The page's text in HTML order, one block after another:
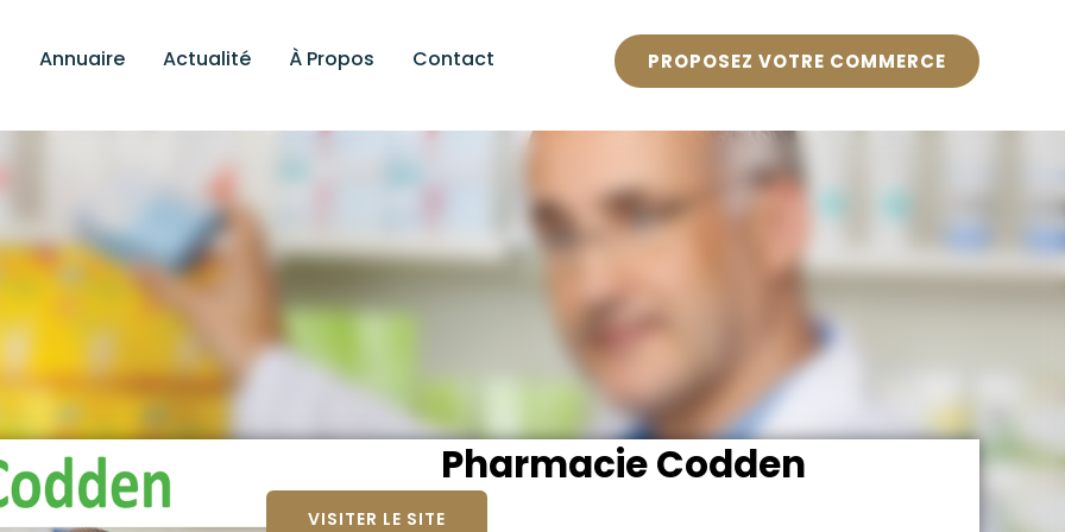
Annuaire Actualité À Propos Contact PROPOSEZ VOTRE COMMERCE
Pharmacie Codden
VISITER LE SITE